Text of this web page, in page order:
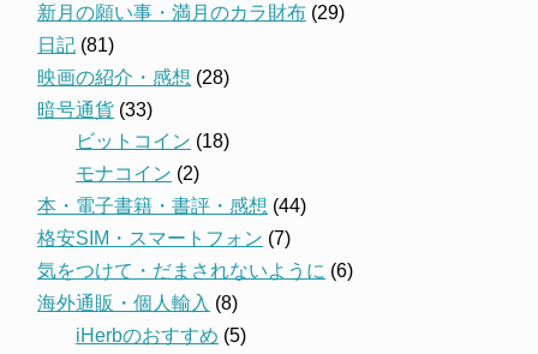
新月の願い事・満月のカラ財布 (29)
日記 (81)
映画の紹介・感想 (28)
暗号通貨 (33)
ビットコイン (18)
モナコイン (2)
本・電子書籍・書評・感想 (44)
格安SIM・スマートフォン (7)
気をつけて・だまされないように (6)
海外通販・個人輸入 (8)
iHerbのおすすめ (5)